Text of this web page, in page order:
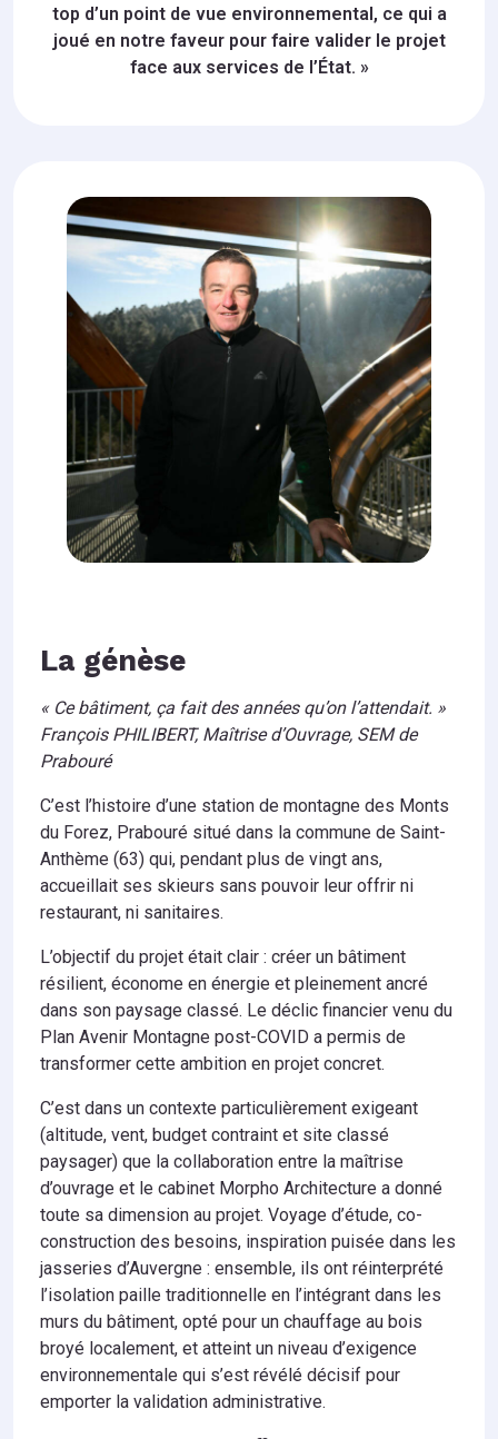
top d’un point de vue environnemental, ce qui a
joué en notre faveur pour faire valider le projet
face aux services de l’État. »
La génèse
« Ce bâtiment, ça fait des années qu’on l’attendait. »
François PHILIBERT, Maîtrise d’Ouvrage, SEM de
Prabouré
C’est l’histoire d’une station de montagne des Monts
du Forez, Prabouré situé dans la commune de Saint-
Anthème (63) qui, pendant plus de vingt ans,
accueillait ses skieurs sans pouvoir leur offrir ni
restaurant, ni sanitaires.
L’objectif du projet était clair : créer un bâtiment
résilient, économe en énergie et pleinement ancré
dans son paysage classé. Le déclic financier venu du
Plan Avenir Montagne post-COVID a permis de
transformer cette ambition en projet concret.
C’est dans un contexte particulièrement exigeant
(altitude, vent, budget contraint et site classé
paysager) que la collaboration entre la maîtrise
d’ouvrage et le cabinet Morpho Architecture a donné
toute sa dimension au projet. Voyage d’étude, co-
construction des besoins, inspiration puisée dans les
jasseries d’Auvergne : ensemble, ils ont réinterprété
l’isolation paille traditionnelle en l’intégrant dans les
murs du bâtiment, opté pour un chauffage au bois
broyé localement, et atteint un niveau d’exigence
environnementale qui s’est révélé décisif pour
emporter la validation administrative.